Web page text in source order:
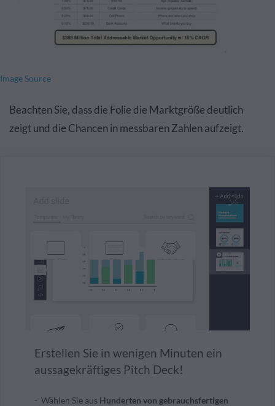
Image Source
Beachten Sie, dass die Folie die Marktgröße deutlich
zeigt und die Chancen in messbaren Zahlen aufzeigt.
Erstellen Sie in wenigen Minuten ein
aussagekräftiges Pitch Deck!
Wählen Sie aus Hunderten von gebrauchsfertigen